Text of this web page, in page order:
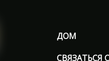
ДОМ
СВЯЗАТЬСЯ